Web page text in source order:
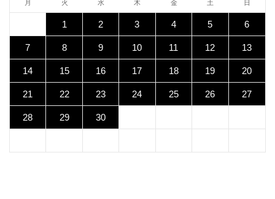
月 火 水 木 金 土 日
1 2 3 4 5 6
7 8 9 10 11 12 13
14 15 16 17 18 19 20
21 22 23 24 25 26 27
28 29 30